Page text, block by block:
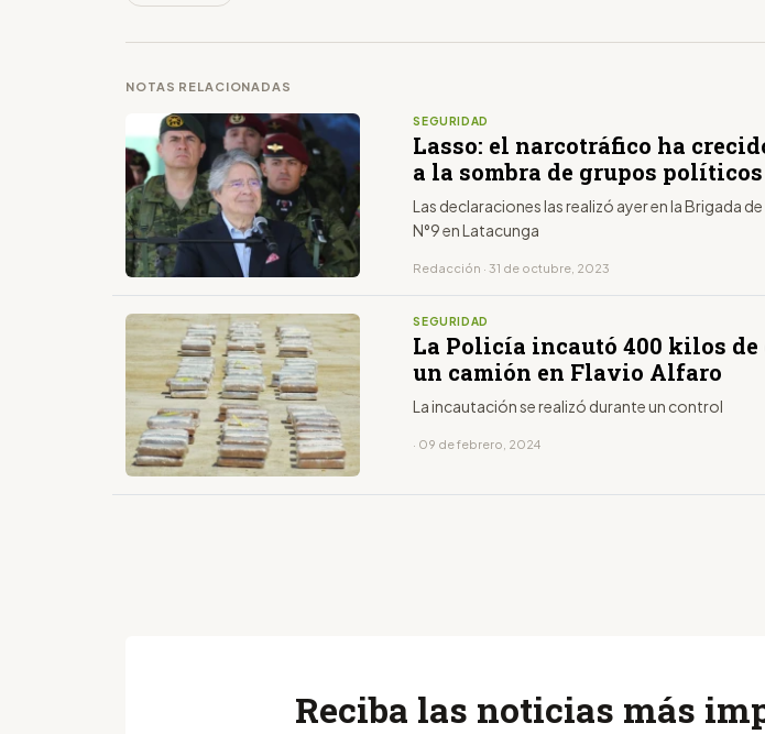
NOTAS RELACIONADAS
SEGURIDAD
Lasso: el narcotráfico ha
a la sombra de grupos políticos
Las declaraciones las realizó ayer en la Brigada
N°9 en Latacunga
Redacción · 31 de octubre, 2023
SEGURIDAD
La Policía incautó 400 kilos de
un camión en Flavio Alfaro
La incautación se realizó durante un control
· 09 de febrero, 2024
Reciba las noticias más